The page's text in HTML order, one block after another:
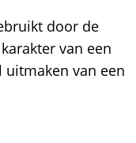
door de
van een
van een